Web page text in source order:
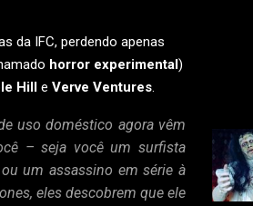
da IFC, perdendo apenas
horror experimental)
Hill e Verve Ventures.
uso doméstico agora vêm
– seja você um surfista
um assassino em série à
eles descobrem que ele